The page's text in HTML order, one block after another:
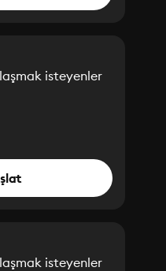
isteyenler
isteyenler